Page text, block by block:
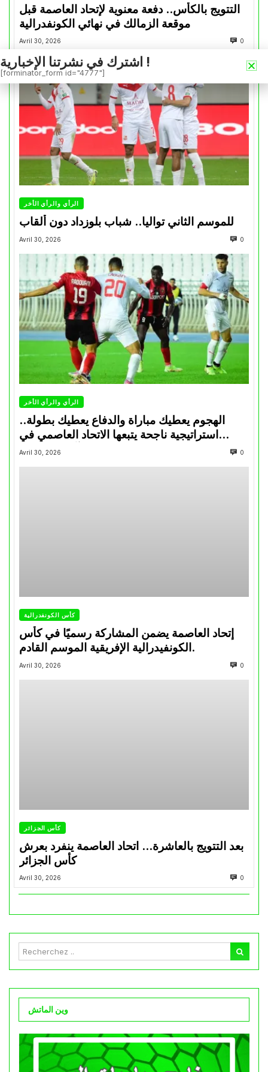
التتويج بالكأس.. دفعة معنوية لإتحاد العاصمة قبل
موقعة الزمالك في نهائي الكونفدرالية
Avril 30, 2026 0
الرأي والرأي الأخر
للموسم الثاني تواليا.. شباب بلوزداد دون ألقاب
Avril 30, 2026 0
الرأي والرأي الأخر
الهجوم يعطيك مباراة والدفاع يعطيك بطولة..
استراتيجية ناجحة يتبعها الاتحاد العاصمي في
تتويجاته آخر السنوات
Avril 30, 2026 0
كأس الكونفدرالية
إتحاد العاصمة يضمن المشاركة رسميًا في كأس
الكونفيدرالية الإفريقية الموسم القادم.
Avril 30, 2026 0
كأس الجزائر
بعد التتويج بالعاشرة… اتحاد العاصمة ينفرد بعرش
كأس الجزائر
Avril 30, 2026 0
وين الماتش
اشترك في نشرتنا الإخبارية !
[forminator_form id="4777"]